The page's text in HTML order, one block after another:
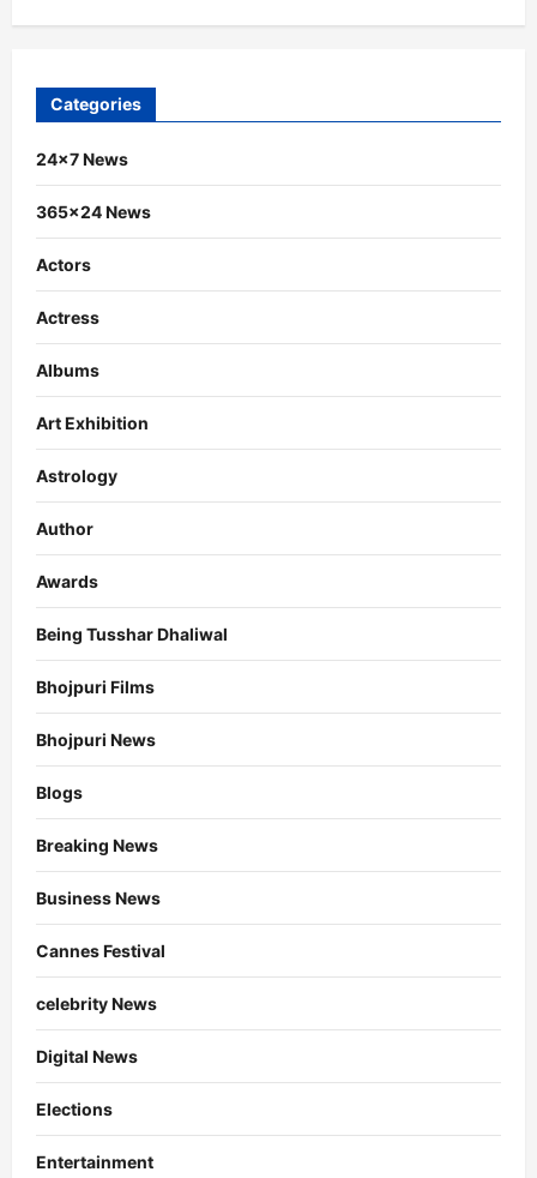
Categories
24×7 News
365×24 News
Actors
Actress
Albums
Art Exhibition
Astrology
Author
Awards
Being Tusshar Dhaliwal
Bhojpuri Films
Bhojpuri News
Blogs
Breaking News
Business News
Cannes Festival
celebrity News
Digital News
Elections
Entertainment